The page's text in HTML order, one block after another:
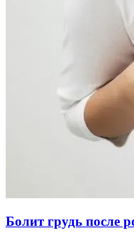
Болит грудь после